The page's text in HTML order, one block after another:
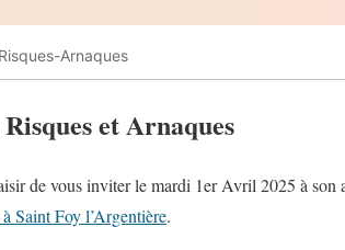
Arnaques
et Arnaques
de vous inviter le mardi 1er Avril 2025 à son
Saint Foy l’Argentière.